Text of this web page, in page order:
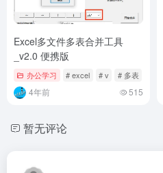
Excel多文件多表合并工具
_v2.0 便携版
办公学习 # excel # v # 多表
4年前 515
暂无评论